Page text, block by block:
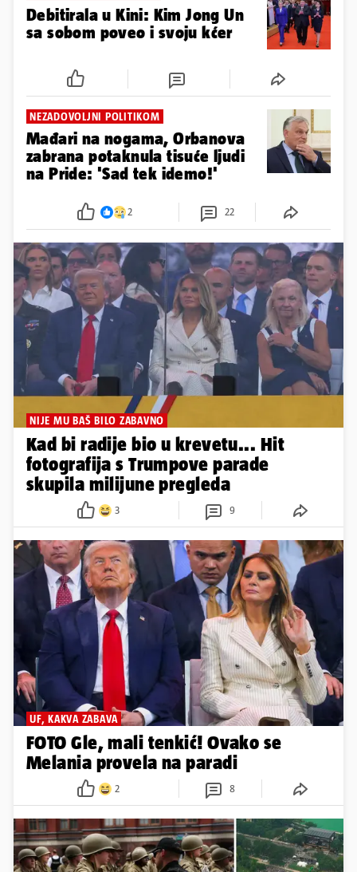
Debitirala u Kini: Kim Jong Un
sa sobom poveo i svoju kćer
NEZADOVOLJNI POLITIKOM
Mađari na nogama, Orbanova
zabrana potaknula tisuće ljudi
na Pride: 'Sad tek idemo!'
2 22
NIJE MU BAŠ BILO ZABAVNO
Kad bi radije bio u krevetu... Hit
fotografija s Trumpove parade
skupila milijune pregleda
3 9
UF, KAKVA ZABAVA
FOTO Gle, mali tenkić! Ovako se
Melania provela na paradi
2 8